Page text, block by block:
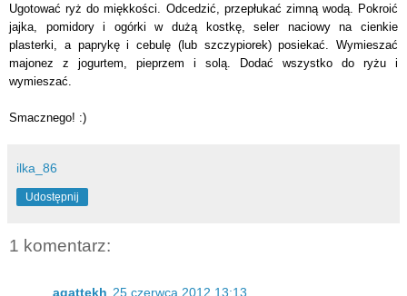
Ugotować ryż do miękkości. Odcedzić, przepłukać zimną wodą. Pokroić
jajka, pomidory i ogórki w dużą kostkę, seler naciowy na cienkie
plasterki, a paprykę i cebulę (lub szczypiorek) posiekać. Wymieszać
majonez z jogurtem, pieprzem i solą. Dodać wszystko do ryżu i
wymieszać.
Smacznego! :)
ilka_86
Udostępnij
1 komentarz:
agattekh 25 czerwca 2012 13:13